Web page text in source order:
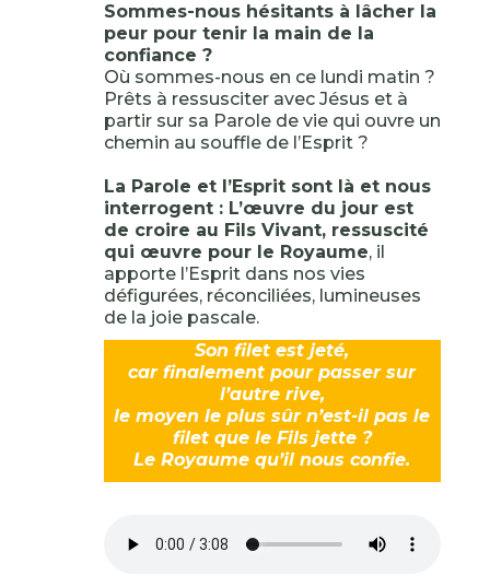
Sommes-nous hésitants à lâcher la
peur pour tenir la main de la
confiance ?
Où sommes-nous en ce lundi matin ?
Prêts à ressusciter avec Jésus et à
partir sur sa Parole de vie qui ouvre un
chemin au souffle de l’Esprit ?
La Parole et l’Esprit sont là et nous
interrogent : L’œuvre du jour est
de croire au Fils Vivant, ressuscité
qui œuvre pour le Royaume, il
apporte l’Esprit dans nos vies
défigurées, réconciliées, lumineuses
de la joie pascale.
Son filet est jeté,
car finalement pour passer sur
l’autre rive,
le moyen le plus sûr n’est-il pas le
filet que le Fils jette ?
Le Royaume qu’il nous confie.